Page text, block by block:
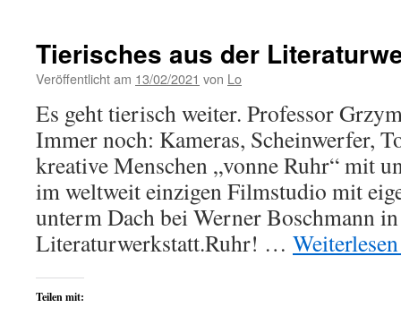
Tierisches aus der
Veröffentlicht am 13/02/2021 von Lo
Es geht tierisch weiter. Professor
Immer noch: Kameras, Scheinwerfer,
kreative Menschen „vonne Ruhr“ mit
im weltweit einzigen Filmstudio mit
unterm Dach bei Werner Boschmann
Literaturwerkstatt.Ruhr! …
Teilen mit: